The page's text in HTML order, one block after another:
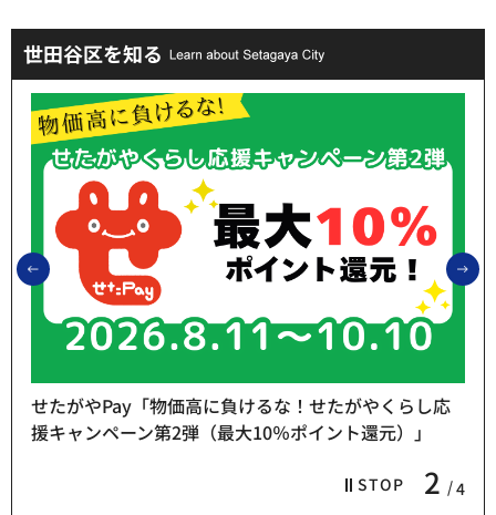
世田谷区を知る
前のスライドを表示
STOP 2 4
せたがやPay「物価高に負けるな！せたがやくらし応
援キャンペーン第2弾（最大10％ポイント還元）」